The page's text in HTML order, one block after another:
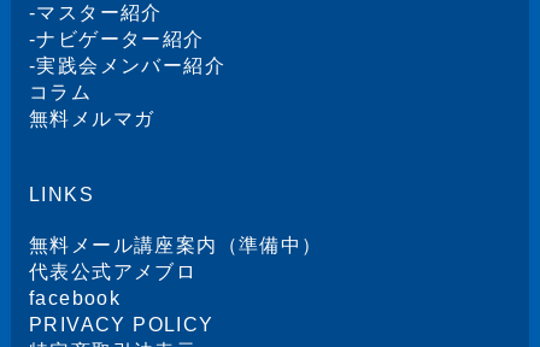
-マスター紹介
-ナビゲーター紹介
-実践会メンバー紹介
コラム
無料メルマガ
LINKS
無料メール講座案内（準備中）
代表公式アメブロ
facebook
PRIVACY POLICY